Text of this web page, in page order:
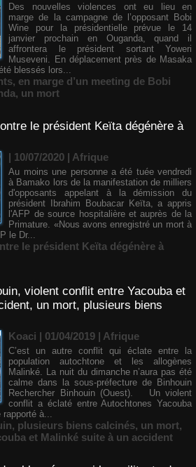
​Des nouvelles violences ont eu lieu en
marge de la campagne de l’opposant Bobi
Wine pour la présidentielle prévue le 14
janvier prochain en Ouganda, quand il
affrontera le président sortant Yoweri
Museveni. En déplacement près de Masaka
blessés lors...
, en marge d’un meeting de Bobi
, un mort
le président Keïta dégénère à
| 10/07/2020 | Afrique
Au moins une personne a été tuée vendredi
à Bamako lors de la manifestation de milliers
d'opposants appelant à la démission du
président Ibrahim Boubacar Keïta, a appris
l'AFP de source hospitalière et auprès de la
Primature. «Nous avons enregistré un mort à
le Dr...
le président Keïta dégénère à
violent conflit entre Yacouba et
un mort, plusieurs biens
Koaci | 01/04/2019 | Afrique
C’est un autre conflit qui éclate entre la
population autochtone et les allogènes
Malinké. La nuit du dimanche n’aura pas été
calme dans la sous-préfecture de Binhouin
Rechercher Binhouin (Ouest). Un violent
conflit a éclaté entre Autochtones Yacouba
à...
, plusieurs biens calcinés, un mort,
et Malinké suite à un accident